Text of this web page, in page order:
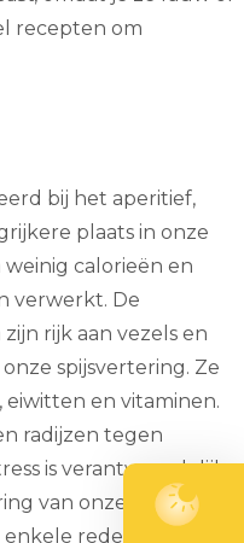
recepten om
bij het aperitief,
plaats in onze
calorieën en
verwerkt. De
rijk aan vezels en
spijsvertering. Ze
eiwitten en vitaminen.
radijzen tegen
is verantwoordelijk
van onze
reden meer om